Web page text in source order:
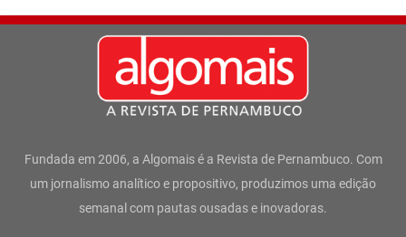
Fundada em 2006, a Algomais é a Revista de Pernambuco. Com
um jornalismo analítico e propositivo, produzimos uma edição
semanal com pautas ousadas e inovadoras.